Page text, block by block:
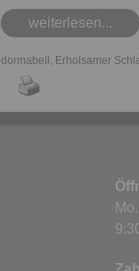
weiterlesen...
dormabell Erholsamer